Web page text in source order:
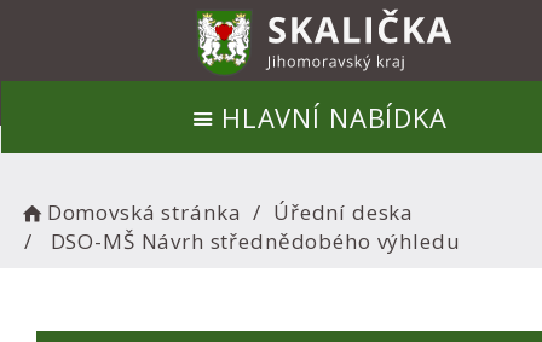
HLAVNÍ NABÍDKA
Domovská stránka
Úřední deska
DSO-MŠ Návrh střednědobého výhledu